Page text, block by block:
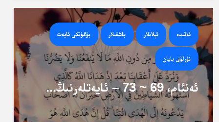
ئەقىدە ئېلانلار باشقىلار بۈگۈنكى ئايەت
نۇرلۇق بايان
ئەنئام، 69 ~ 73 – ئايەتلەرنىڭ...